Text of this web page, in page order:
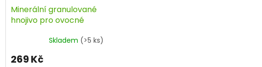
Minerální granulované
hnojivo pro ovocné
5 kg, AGROSkladem (>5 ks)
269 Kč